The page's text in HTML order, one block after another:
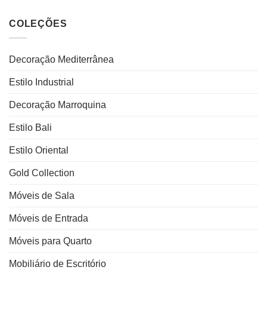
COLEÇÕES
Decoração Mediterrânea
Estilo Industrial
Decoração Marroquina
Estilo Bali
Estilo Oriental
Gold Collection
Móveis de Sala
Móveis de Entrada
Móveis para Quarto
Mobiliário de Escritório